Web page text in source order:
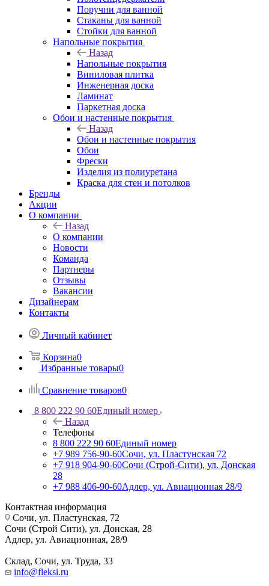
Поручни для ванной
Стаканы для ванной
Стойки для ванной
Напольные покрытия
Назад
Напольные покрытия
Виниловая плитка
Инженерная доска
Ламинат
Паркетная доска
Обои и настенные покрытия
Назад
Обои и настенные покрытия
Обои
Фрески
Изделия из полиуретана
Краска для стен и потолков
Бренды
Акции
О компании
Назад
О компании
Новости
Команда
Партнеры
Отзывы
Вакансии
Дизайнерам
Контакты
Личный кабинет
Корзина0
Избранные товары0
Сравнение товаров0
8 800 222 90 60Единый номер
Назад
Телефоны
8 800 222 90 60Единый номер
+7 989 756-90-60Сочи, ул. Пластунская 72
+7 918 904-90-60Сочи (Строй-Сити), ул. Донская
28
+7 988 406-90-60Адлер, ул. Авиационная 28/9
Контактная информация
Сочи, ул. Пластунская, 72
Сочи (Строй Сити), ул. Донская, 28
Адлер, ул. Авиационная, 28/9
Склад, Сочи, ул. Труда, 33
info@fleksi.ru